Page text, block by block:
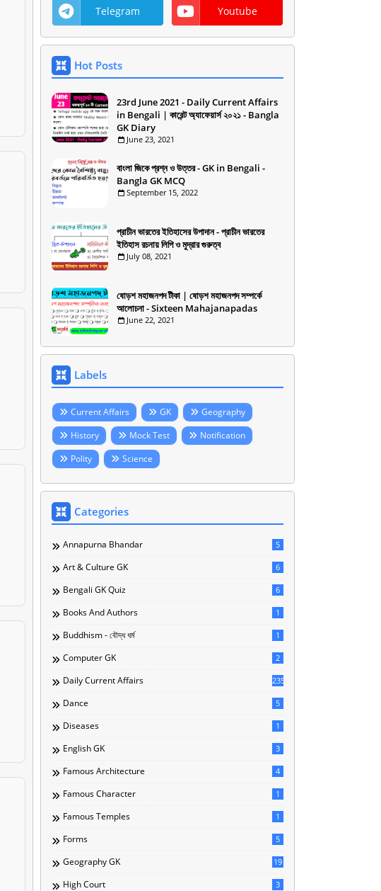
Telegram Youtube
Hot Posts
23rd June 2021 - Daily Current Affairs
in Bengali | কারেন্ট অ্যাফেয়ার্স ২০২১ - Bangla
GK Diary
June 23, 2021
বাংলা জিকে প্রশ্ন ও উত্তর - GK in Bengali -
Bangla GK MCQ
September 15, 2022
প্রাচীন ভারতের ইতিহাসের উপাদান - প্রাচীন ভারতের
ইতিহাস রচনায় লিপি ও মুদ্রার গুরুত্ব
July 08, 2021
ষোড়শ মহাজনপদ টীকা | ষোড়শ মহাজনপদ সম্পর্কে
আলোচনা - Sixteen Mahajanapadas
June 22, 2021
Labels
Current Affairs GK
Geography
History
Mock Test
Notification
Polity
Science
Categories
Annapurna Bhandar 5
Art & Culture GK 6
Bengali GK Quiz 6
Books And Authors 1
Buddhism - বৌদ্ধ ধর্ম 1
Computer GK 2
Daily Current Affairs 235
Dance 5
Diseases 1
English GK 3
Famous Architecture 4
Famous Character 1
Famous Temples 1
Forms 5
Geography GK 19
High Court 3